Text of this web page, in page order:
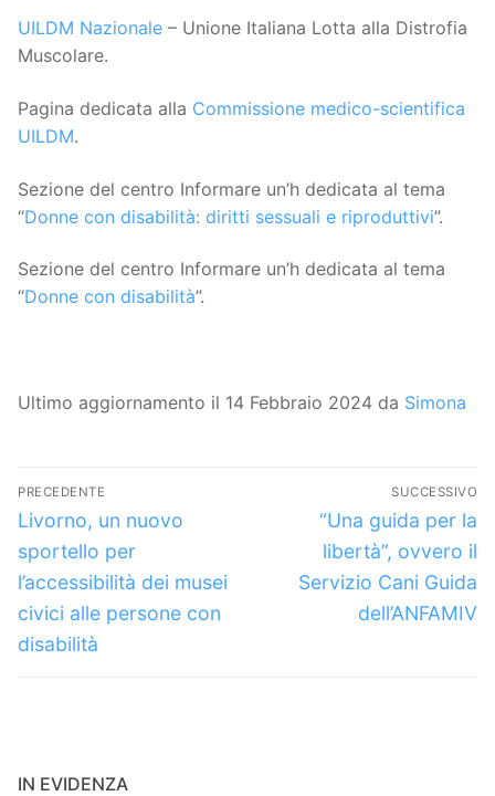
UILDM Nazionale – Unione Italiana Lotta alla Distrofia
Muscolare.
Pagina dedicata alla Commissione medico-scientifica
UILDM.
Sezione del centro Informare un’h dedicata al tema
“Donne con disabilità: diritti sessuali e riproduttivi”.
Sezione del centro Informare un’h dedicata al tema
“Donne con disabilità”.
Ultimo aggiornamento il 14 Febbraio 2024 da Simona
Navigazione
articoli
PRECEDENTE
Articolo
precedente:
Livorno, un nuovo
sportello per
l’accessibilità dei musei
civici alle persone con
disabilità
SUCCESSIVO
Articolo
successivo:
“Una guida per la
libertà”, ovvero il
Servizio Cani Guida
dell’ANFAMIV
IN EVIDENZA